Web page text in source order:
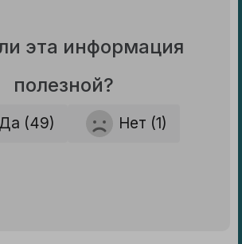
эта информация
полезной?
Да (49) Нет (1)